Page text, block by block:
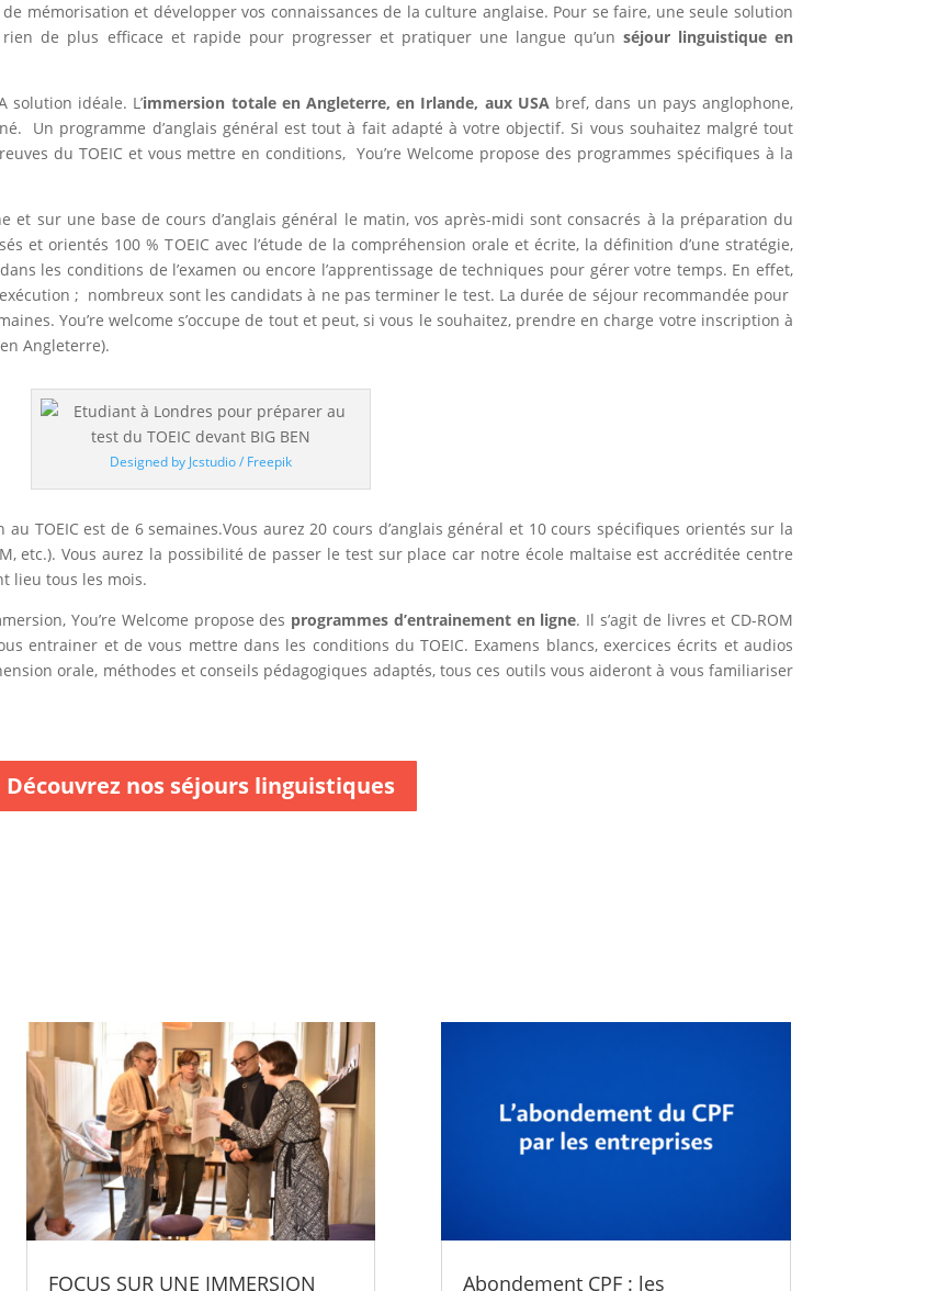
mémorisation et développer vos connaissances de la culture anglaise. Pour se faire, une seule solution
de plus efficace et rapide pour progresser et pratiquer une langue qu’un séjour linguistique en
solution idéale. L’immersion totale en Angleterre, en Irlande, aux USA bref, dans un pays anglophone,
Un programme d’anglais général est tout à fait adapté à votre objectif. Si vous souhaitez malgré tout
du TOEIC et vous mettre en conditions, You’re Welcome propose des programmes spécifiques à la
et sur une base de cours d’anglais général le matin, vos après-midi sont consacrés à la préparation du
et orientés 100 % TOEIC avec l’étude de la compréhension orale et écrite, la définition d’une stratégie,
les conditions de l’examen ou encore l’apprentissage de techniques pour gérer votre temps. En effet,
; nombreux sont les candidats à ne pas terminer le test. La durée de séjour recommandée pour
You’re welcome s’occupe de tout et peut, si vous le souhaitez, prendre en charge votre inscription à
Angleterre).
Designed by Jcstudio / Freepik
TOEIC est de 6 semaines.Vous aurez 20 cours d’anglais général et 10 cours spécifiques orientés sur la
etc.). Vous aurez la possibilité de passer le test sur place car notre école maltaise est accréditée centre
lieu tous les mois.
You’re Welcome propose des programmes d’entrainement en ligne. Il s’agit de livres et CD-ROM
entrainer et de vous mettre dans les conditions du TOEIC. Examens blancs, exercices écrits et audios
orale, méthodes et conseils pédagogiques adaptés, tous ces outils vous aideront à vous familiariser
Découvrez nos séjours linguistiques
FOCUS SUR UNE IMMERSION Abondement CPF : les